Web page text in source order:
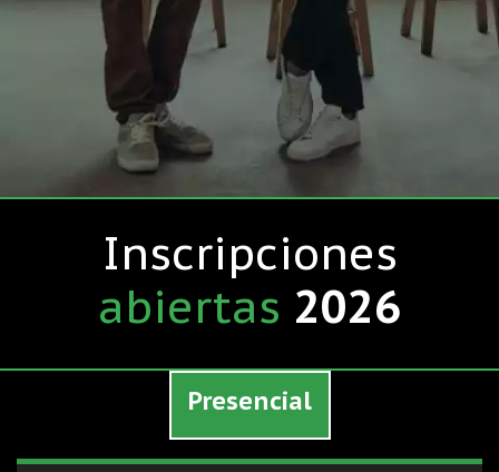
Inscripciones
abiertas 2026
Presencial